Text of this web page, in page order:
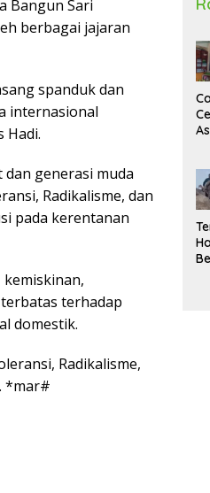
Bangun Sari
berbagai jajaran
spanduk dan
internasional
Hadi.
generasi muda
Radikalisme, dan
pada kerentanan
terhadap
domestik.
Radikalisme,
*mar#